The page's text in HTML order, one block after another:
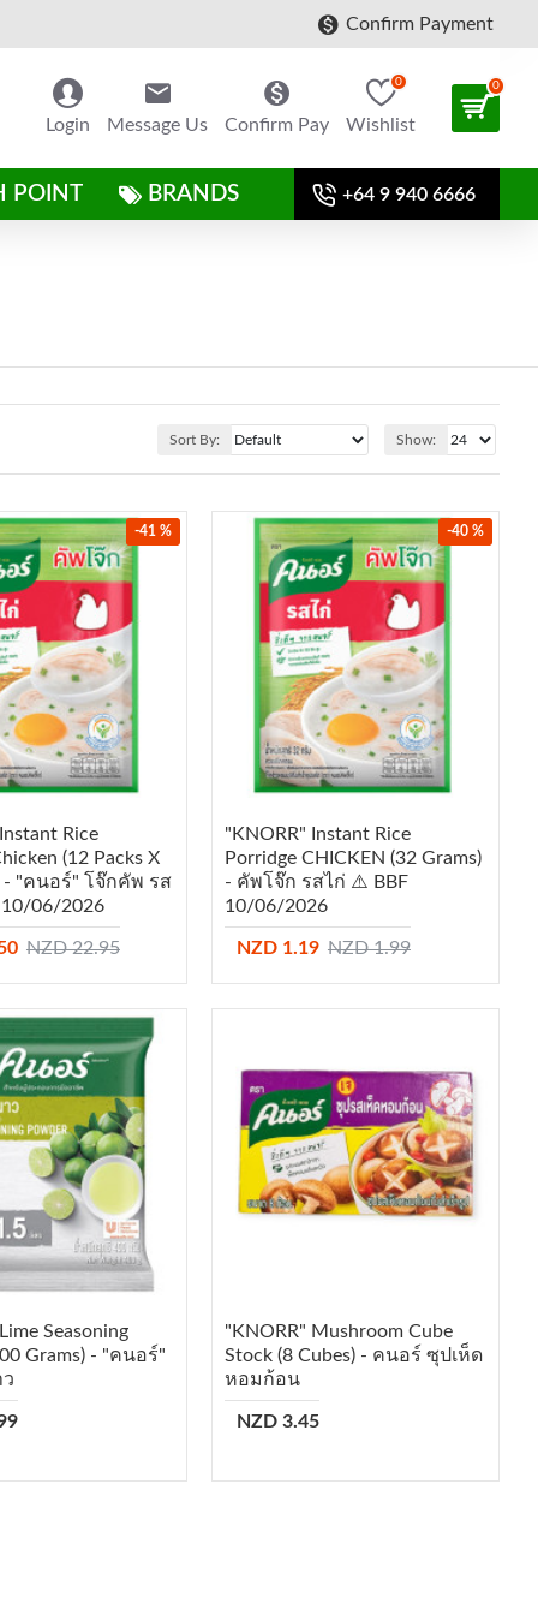
Confirm Payment
Login Message Us Confirm Pay Wishlist
0 0
POINT BRANDS +64 9 940 6666
Sort By: Show:
-41 %
Rice
(12 Packs X
- "คนอร์" โจ๊กคัพ รส
06/2026
NZD 22.95
-40 %
"KNORR" Instant Rice
Porridge CHICKEN (32 Grams)
- คัพโจ๊ก รสไก่ ⚠️ BBF
10/06/2026
NZD 1.19 NZD 1.99
Seasoning
Grams) - "คนอร์"
"KNORR" Mushroom Cube
Stock (8 Cubes) - คนอร์ ซุปเห็ด
หอมก้อน
NZD 3.45